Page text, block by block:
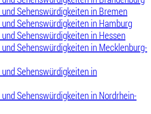
Sehenswürdigkeiten in Bremen
Sehenswürdigkeiten in Hamburg
Sehenswürdigkeiten in Hessen
Sehenswürdigkeiten in Mecklenburg-
Sehenswürdigkeiten in
Sehenswürdigkeiten in Nordrhein-